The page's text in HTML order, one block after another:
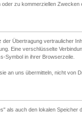
zu kommerziellen Zwecken
Übertragung vertraulicher
Eine verschlüsselte
Symbol in ihrer Browserzeile.
an uns übermitteln, nicht von
als auch den lokalen